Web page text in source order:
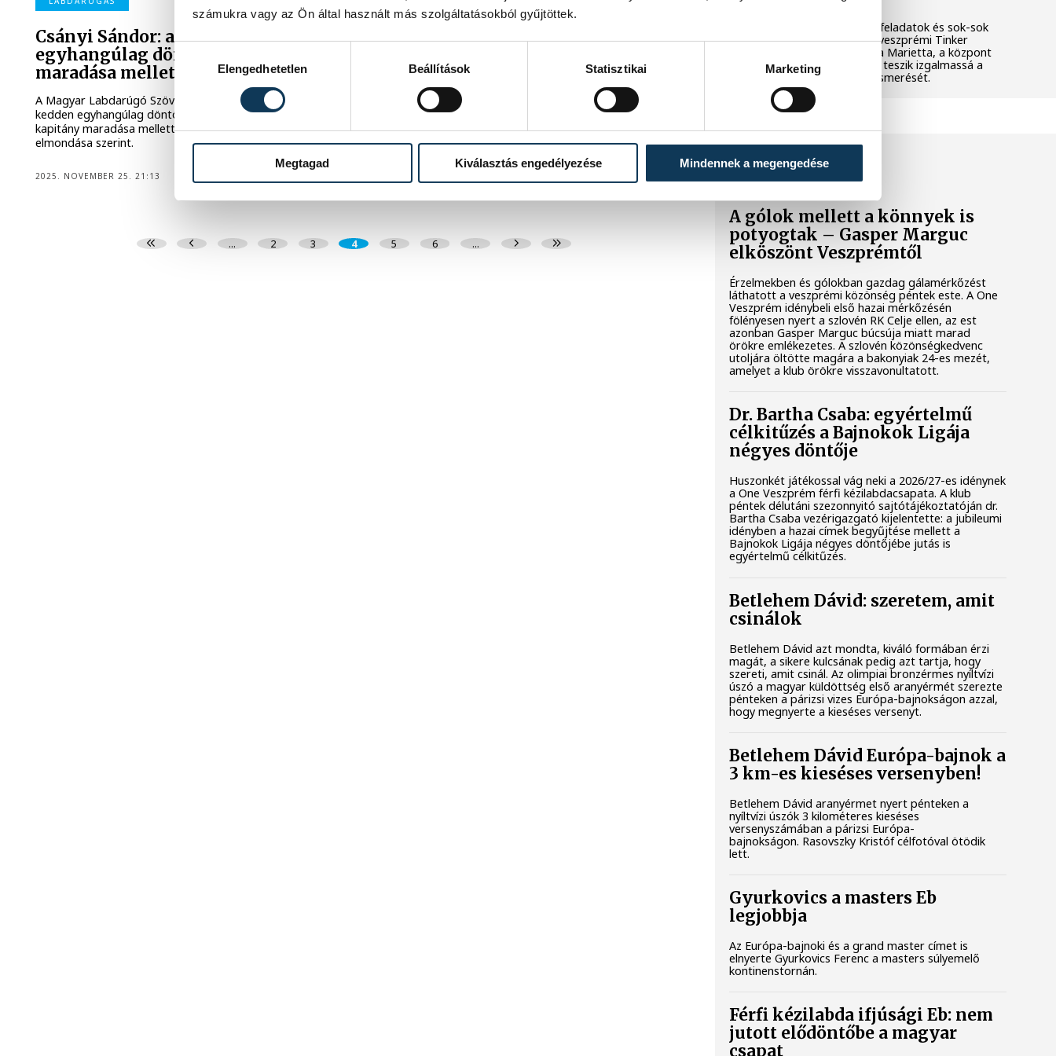
számukra vagy az Ön által használt más szolgáltatásokból gyűjtöttek.
Hozzájárulás kiválasztása
Elengedhetetlen
Beállítások Statisztikai Marketing
Megtagad Kiválasztás engedélyezése Mindennek a megengedése
Csányi Sándor: az elnökség
egyhangúlag döntött Rossi
maradása mellett
A Magyar Labdarúgó Szövetség (MLSZ) elnöksége
kedden egyhangúlag döntött Marco Rossi szövetségi
kapitány maradása mellett Csányi Sándor elnök
elmondása szerint.
2025. NOVEMBER 25. 21:13
Rossi marad a magyar labdarúgó-
Rossi marad a magyar labdarúgó-válogatott szövetségi
kapitánya.
2025. NOVEMBER 25. 19:16
... 2 3 4 5 6 ...
Látványos kísérletek, kreatív feladatok és sok-sok
élmény várja a gyerekeket a veszprémi Tinker
Labsben. Videónkban Balassa Marietta, a központ
vezetője mutatja be, hogyan teszik izgalmassá a
természettudományok megismerését.
A gólok mellett a könnyek is
potyogtak – Gasper Marguc
elköszönt Veszprémtől
Érzelmekben és gólokban gazdag gálamérkőzést
láthatott a veszprémi közönség péntek este. A One
Veszprém idénybeli első hazai mérkőzésén
fölényesen nyert a szlovén RK Celje ellen, az est
azonban Gasper Marguc búcsúja miatt marad
örökre emlékezetes. A szlovén közönségkedvenc
utoljára öltötte magára a bakonyiak 24-es mezét,
amelyet a klub örökre visszavonultatott.
Dr. Bartha Csaba: egyértelmű
célkitűzés a Bajnokok Ligája
négyes döntője
Huszonkét játékossal vág neki a 2026/27-es idénynek
a One Veszprém férfi kézilabdacsapata. A klub
péntek délutáni szezonnyitó sajtótájékoztatóján dr.
Bartha Csaba vezérigazgató kijelentette: a jubileumi
idényben a hazai címek begyűjtése mellett a
Bajnokok Ligája négyes döntőjébe jutás is
egyértelmű célkitűzés.
Betlehem Dávid: szeretem, amit
csinálok
Betlehem Dávid azt mondta, kiváló formában érzi
magát, a sikere kulcsának pedig azt tartja, hogy
szereti, amit csinál. Az olimpiai bronzérmes nyíltvízi
úszó a magyar küldöttség első aranyérmét szerezte
pénteken a párizsi vizes Európa-bajnokságon azzal,
hogy megnyerte a kieséses versenyt.
Betlehem Dávid Európa-bajnok a
3 km-es kieséses versenyben!
Betlehem Dávid aranyérmet nyert pénteken a
nyíltvízi úszók 3 kilométeres kieséses
versenyszámában a párizsi Európa-
bajnokságon. Rasovszky Kristóf célfotóval ötödik
lett.
Gyurkovics a masters Eb
legjobbja
Az Európa-bajnoki és a grand master címet is
elnyerte Gyurkovics Ferenc a masters súlyemelő
kontinenstornán.
Férfi kézilabda ifjúsági Eb: nem
jutott elődöntőbe a magyar
csapat